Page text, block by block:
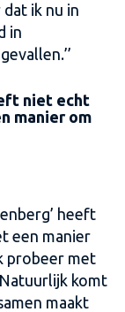
ik nu in
in
niet echt
manier om
heeft
een manier
probeer met
komt
maakt